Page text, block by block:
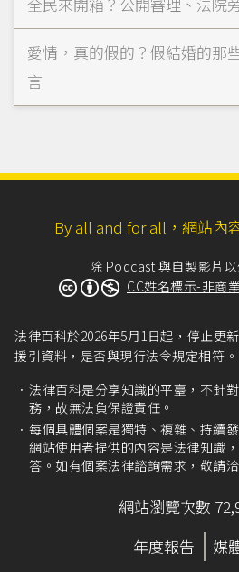
愛情，真的假的？假結婚的那
言
By all and for all，網站內
除 Podcast 與自製影片
CC姓名標示-非商
法律百科於2026年5月1日起，停止更
援引資料，是否與現行法令規定相符。
法律百科是分享知識的平臺，不針
務，故無法負保證責任。
每個具體個案是獨特、複雜、持續
網站使用者提供的內容是法律知識
答。如有個案法律諮詢需求，敬請
網站瀏覽次數
年度報告
媒